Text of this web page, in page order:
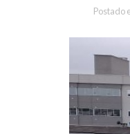
Postado